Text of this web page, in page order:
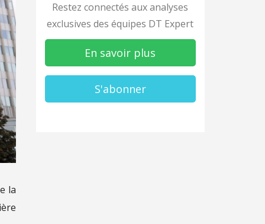
la
Restez connectés aux analyses
exclusives des équipes DT Expert
En savoir plus
S'abonner